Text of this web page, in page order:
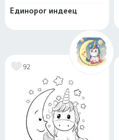
Единорог индеец
92